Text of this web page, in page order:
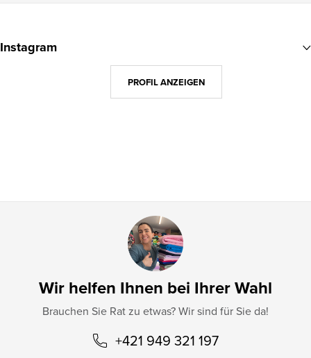
u
Wir helfen Ihnen bei Ihrer Wahl
Brauchen Sie Rat zu etwas? Wir sind für Sie da!
+421 949 321 197
Instagram
PROFIL ANZEIGEN